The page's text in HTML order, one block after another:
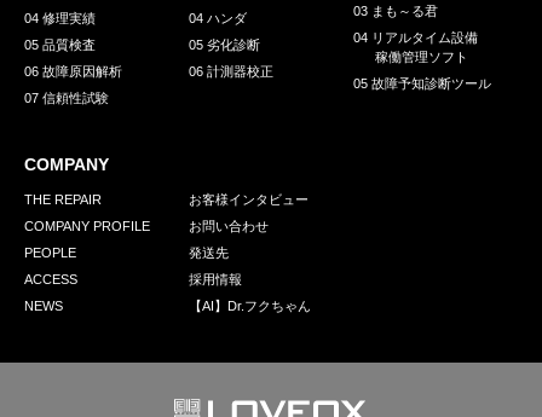
お問い合わせ 発送先
04 修理実績
05 品質検査
06 故障原因解析
07 信頼性試験
04 ハンダ
05 劣化診断
06 計測器校正
03 まも～る君
04 リアルタイム設備
稼働管理ソフト
05 故障予知診断ツール
COMPANY
THE REPAIR
COMPANY PROFILE
PEOPLE
ACCESS
NEWS
お客様インタビュー
お問い合わせ
発送先
採用情報
【AI】Dr.フクちゃん